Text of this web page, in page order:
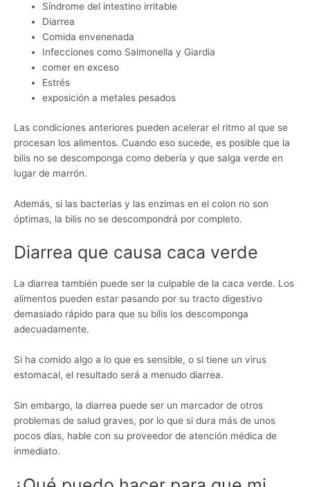
Síndrome del intestino irritable
Diarrea
Comida envenenada
Infecciones como Salmonella y Giardia
comer en exceso
Estrés
exposición a metales pesados
Las condiciones anteriores pueden acelerar el ritmo al que se
procesan los alimentos. Cuando eso sucede, es posible que la
bilis no se descomponga como debería y que salga verde en
lugar de marrón.
Además, si las bacterias y las enzimas en el colon no son
óptimas, la bilis no se descompondrá por completo.
Diarrea que causa caca verde
La diarrea también puede ser la culpable de la caca verde. Los
alimentos pueden estar pasando por su tracto digestivo
demasiado rápido para que su bilis los descomponga
adecuadamente.
Si ha comido algo a lo que es sensible, o si tiene un virus
estomacal, el resultado será a menudo diarrea.
Sin embargo, la diarrea puede ser un marcador de otros
problemas de salud graves, por lo que si dura más de unos
pocos días, hable con su proveedor de atención médica de
inmediato.